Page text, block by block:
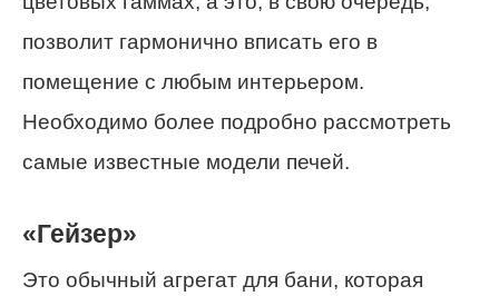
позволит гармонично вписать его в
помещение с любым интерьером.
Необходимо более подробно рассмотреть
самые известные модели печей.
«Гейзер»
Это обычный агрегат для бани, которая